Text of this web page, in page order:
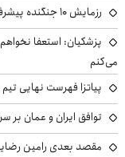
رزمایش ۱۰ جنگنده پیشرفته روسیه بر فراز اروپای مرکزی با مهمات واقعی
پزشکیان: استعفا
می‌کنم
پیاتزا فهرست نهایی
توافق ایران و عمان بر
مقصد بعدی رامین